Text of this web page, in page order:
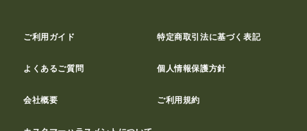
ご利用ガイド 特定商取引法に基づく表記
よくあるご質問 個人情報保護方針
会社概要 ご利用規約